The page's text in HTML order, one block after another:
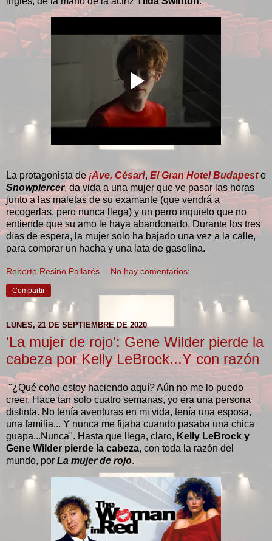
La protagonista de¡Ave, César!, El Gran Hotel Budapest o
Snowpiercer, da vida a una mujer que ve pasar las horas
junto a las maletas de su examante (que vendrá a
recogerlas, pero nunca llega) y un perro inquieto que no
entiende que su amo le haya abandonado. Durante los tres
días de espera, la mujer solo ha bajado una vez a la calle,
para comprar un hacha y una lata de gasolina.
Roberto Resino Pallarés No hay comentarios:
Compartir
LUNES, 21 DE SEPTIEMBRE DE 2020
'La mujer de rojo': Gene Wilder pierde la
cabeza por Kelly LeBrock...Y con razón
"¿Qué coño estoy haciendo aquí? Aún no me lo puedo
creer. Hace tan solo cuatro semanas, yo era una persona
distinta. No tenía aventuras en mi vida, tenía una esposa,
una familia... Y nunca me fijaba cuando pasaba una chica
guapa...Nunca". Hasta que llega, claro, Kelly LeBrock y
Gene Wilder pierde la cabeza, con toda la razón del
mundo, por La mujer de rojo.